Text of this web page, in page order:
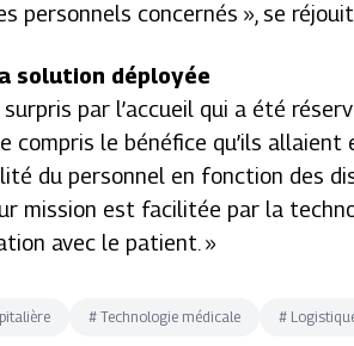
personnels concernés », se
solution déployée
par l’accueil qui a été
compris le bénéfice qu’ils allaient
du personnel en fonction des
mission est facilitée par la
avec le patient.»
#Technologie médicale #